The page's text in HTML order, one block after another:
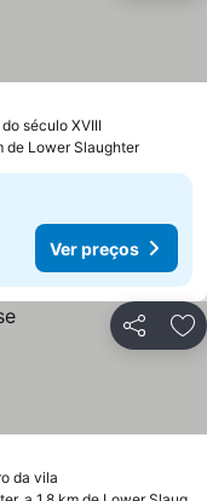
século XVIIIVer preços
de Lower Slaughter
Ver preços
Partilhar
da vila